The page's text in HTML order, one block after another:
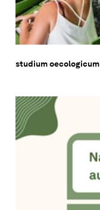
studium oecologicum